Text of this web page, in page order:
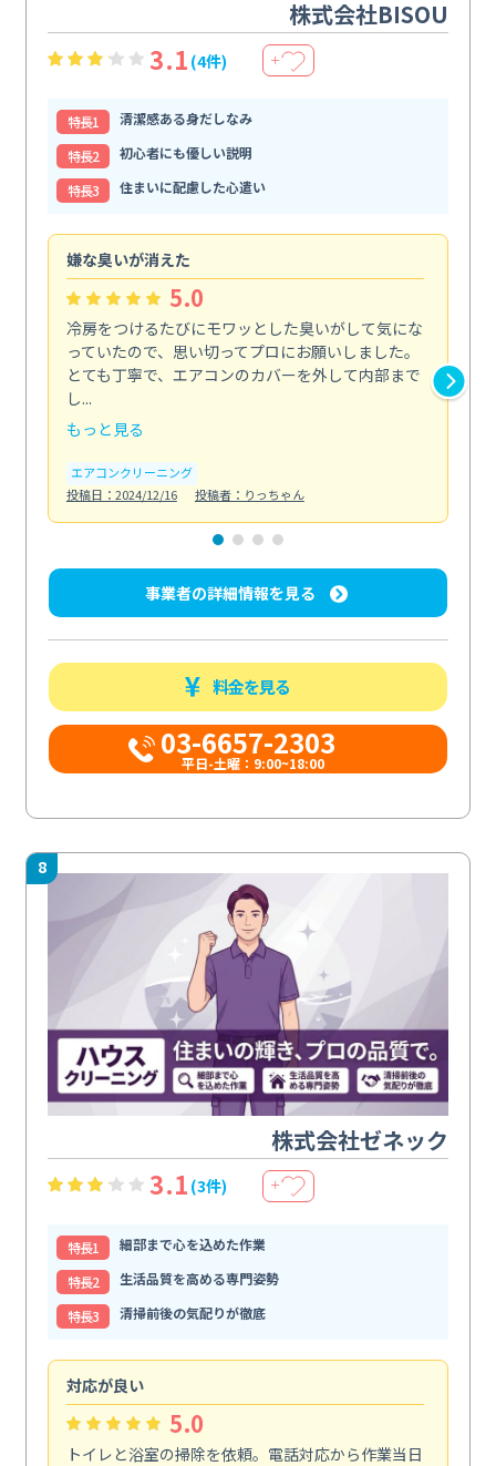
株式会社BISOU
3.1 (4件) ＋
特⻑1
清潔感ある身だしなみ
特⻑2
初心者にも優しい説明
特⻑3
住まいに配慮した心遣い
嫌な臭いが消えた
5.0
冷房をつけるたびにモワッとした臭いがして気にな
っていたので、思い切ってプロにお願いしました。
とても丁寧で、エアコンのカバーを外して内部まで
し...
もっと見る
エアコンクリーニング
投稿日：2024/12/16
投稿者：りっちゃん
事業者の詳細情報を見る
料金を見る
03-6657-2303
平日-土曜：9:00~18:00
8
株式会社ゼネック
3.1 (3件) ＋
特⻑1
細部まで心を込めた作業
特⻑2
生活品質を高める専門姿勢
特⻑3
清掃前後の気配りが徹底
対応が良い
5.0
トイレと浴室の掃除を依頼。電話対応から作業当日